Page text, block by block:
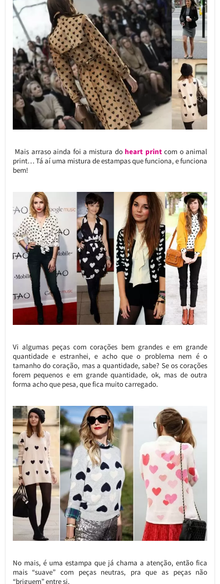
Mais arraso ainda foi a mistura do heart printcom o animal
print… Tá aí uma mistura de estampas que funciona, e funciona
bem!
Vi algumas peças com corações bem grandes e em grande
quantidade e estranhei, e acho que o problema nem é o
tamanho do coração, mas a quantidade, sabe? Se os corações
forem pequenos e em grande quantidade, ok, mas de outra
forma acho que pesa, que fica muito carregado.
No mais, é uma estampa que já chama a atenção, então fica
mais “suave” com peças neutras, pra que as peças não
“briguem” entre si.